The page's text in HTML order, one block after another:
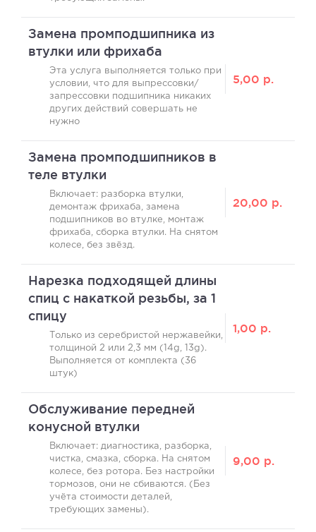
Замена промподшипника из
втулки или фрихаба
Эта услуга выполняется только при
условии, что для выпрессовки/
запрессовки подшипника никаких
других действий совершать не
нужно
5,00 р.
Замена промподшипников в
теле втулки
Включает: разборка втулки,
демонтаж фрихаба, замена
подшипников во втулке, монтаж
фрихаба, сборка втулки. На снятом
колесе, без звёзд.
20,00 р.
Нарезка подходящей длины
спиц с накаткой резьбы, за 1
спицу
Только из серебристой нержавейки,
толщиной 2 или 2,3 мм (14g, 13g).
Выполняется от комплекта (36
штук)
1,00 р.
Обслуживание передней
конусной втулки
Включает: диагностика, разборка,
чистка, смазка, сборка. На снятом
колесе, без ротора. Без настройки
тормозов, они не сбиваются. (Без
учёта стоимости деталей,
требующих замены).
9,00 р.